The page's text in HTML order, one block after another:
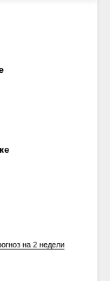
на 2 недели